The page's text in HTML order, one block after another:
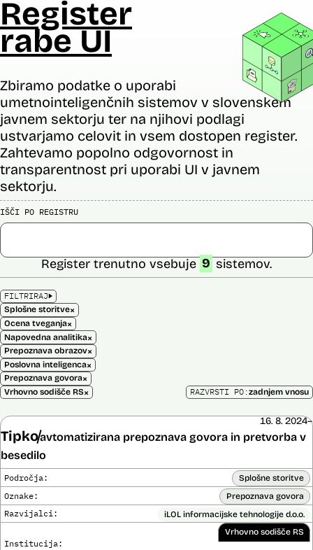
Register
rabe UI
Zbiramo podatke o uporabi
umetnointeligenčnih sistemov v slovenskem
javnem sektorju ter na njihovi podlagi
ustvarjamo celovit in vsem dostopen register.
Zahtevamo popolno odgovornost in
transparentnost pri uporabi UI v javnem
sektorju.
IŠČI PO REGISTRU
FILTRIRAJ
Splošne storitve×
Ocena tveganja×
Napovedna analitika×
Prepoznava obrazov×
Poslovna inteligenca×
Prepoznava govora×
Vrhovno sodišče RS×
Register trenutno vsebuje 9 sistemov.
RAZVRSTI PO:zadnjem vnosu
Tipkoavtomatizirana prepoznava govora in pretvorba v
besedilo
16. 8. 2024–
Področja: Splošne storitve
Oznake: Prepoznava govora
Razvijalci: iLOL informacijske tehnologije d.o.o.
Institucija:
Vrhovno sodišče RS